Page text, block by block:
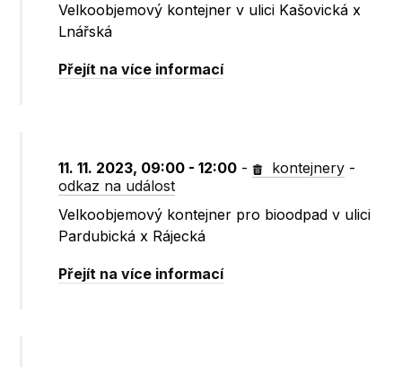
Velkoobjemový kontejner v ulici Kašovická x
Lnářská
Přejít na více informací
11. 11. 2023, 09:00 - 12:00 - kontejnery -
odkaz na událost
Velkoobjemový kontejner pro bioodpad v ulici
Pardubická x Rájecká
Přejít na více informací